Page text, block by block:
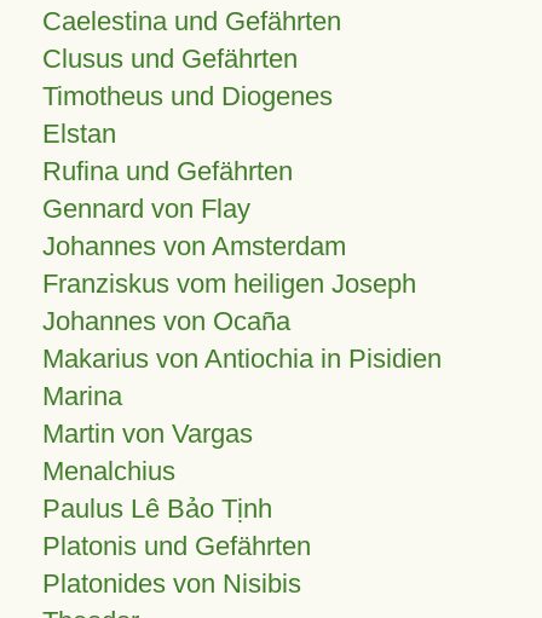
Caelestina und Gefährten
Clusus und Gefährten
Timotheus und Diogenes
Elstan
Rufina und Gefährten
Gennard von Flay
Johannes von Amsterdam
Franziskus vom heiligen Joseph
Johannes von Ocaña
Makarius von Antiochia in Pisidien
Marina
Martin von Vargas
Menalchius
Paulus Lê Bảo Tịnh
Platonis und Gefährten
Platonides von Nisibis